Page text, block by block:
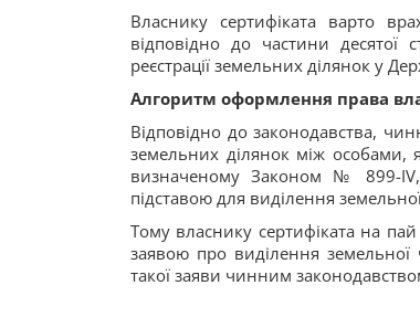
Власнику сертифіката варто
відповідно до частини десятої
реєстрації земельних ділянок у
Алгоритм оформлення права
Відповідно до законодавства,
земельних ділянок між особами,
визначеному Законом № 899-IV,
підставою для виділення
Тому власнику сертифіката на
заявою про виділення земельної
такої заяви чинним